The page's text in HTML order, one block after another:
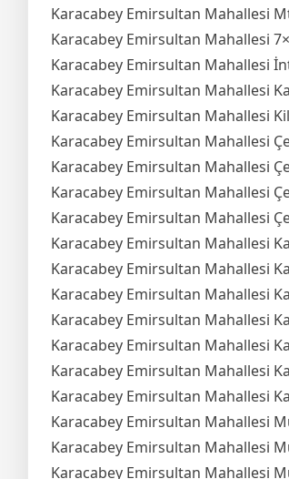
Karacabey Emirsultan Mahallesi
Karacabey Emirsultan Mahallesi
Karacabey Emirsultan Mahallesi
Karacabey Emirsultan Mahallesi
Karacabey Emirsultan Mahallesi
Karacabey Emirsultan Mahallesi
Karacabey Emirsultan Mahallesi
Karacabey Emirsultan Mahallesi
Karacabey Emirsultan Mahallesi
Karacabey Emirsultan Mahallesi
Karacabey Emirsultan Mahallesi
Karacabey Emirsultan Mahallesi
Karacabey Emirsultan Mahallesi
Karacabey Emirsultan Mahallesi
Karacabey Emirsultan Mahallesi
Karacabey Emirsultan Mahallesi
Karacabey Emirsultan Mahallesi
Karacabey Emirsultan Mahallesi
Karacabey Emirsultan Mahallesi